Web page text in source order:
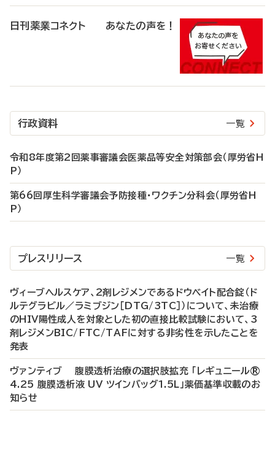
日刊薬業コネクト あなたの声を！
行政資料 一覧
令和8年度第2回薬事審議会医薬品等安全対策部会（厚労省H
P）
第66回厚生科学審議会予防接種・ワクチン分科会（厚労省H
P）
プレスリリース 一覧
ヴィーブヘルスケア、2剤レジメンであるドウベイト配合錠（ド
ルテグラビル／ラミブジン［DTG/3TC］）について、未治療
のHIV陽性成人を対象とした初の直接比較試験において、3
剤レジメンBIC/FTC/TAFに対する非劣性を示したことを
発表
ヴァンティブ 腹膜透析治療の選択肢拡充 「レギュニール®
4.25 腹膜透析液 UV ツインバッグ1.5L」薬価基準収載のお
知らせ